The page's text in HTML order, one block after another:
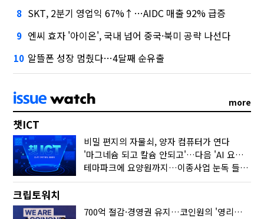
8 SKT, 2분기 영업익 67%↑…AIDC 매출 92% 급증
9 엔씨 효자 '아이온', 국내 넘어 중국·북미 공략 나선다
10 알뜰폰 성장 멈췄다…4달째 순유출
more
챗ICT
비밀 편지의 자물쇠, 양자 컴퓨터가 연다
'마그네슘 되고 칼슘 안되고'…다음 'AI 요약' 갈 길은
테마파크에 요양원까지…이종사업 눈독 들이는 게임사
크립토워치
700억 절감·경영권 유지…코인원의 '영리한 딜'